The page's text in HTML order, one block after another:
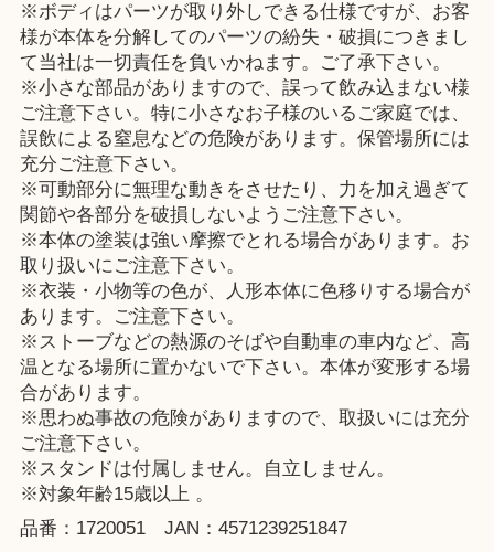
※ボディはパーツが取り外しできる仕様ですが、お客
様が本体を分解してのパーツの紛失・破損につきまし
て当社は一切責任を負いかねます。ご了承下さい。
※小さな部品がありますので、誤って飲み込まない様
ご注意下さい。特に小さなお子様のいるご家庭では、
誤飲による窒息などの危険があります。保管場所には
充分ご注意下さい。
※可動部分に無理な動きをさせたり、力を加え過ぎて
関節や各部分を破損しないようご注意下さい。
※本体の塗装は強い摩擦でとれる場合があります。お
取り扱いにご注意下さい。
※衣装・小物等の色が、人形本体に色移りする場合が
あります。ご注意下さい。
※ストーブなどの熱源のそばや自動車の車内など、高
温となる場所に置かないで下さい。本体が変形する場
合があります。
※思わぬ事故の危険がありますので、取扱いには充分
ご注意下さい。
※スタンドは付属しません。自立しません。
※対象年齢15歳以上 。
品番：1720051 JAN：4571239251847